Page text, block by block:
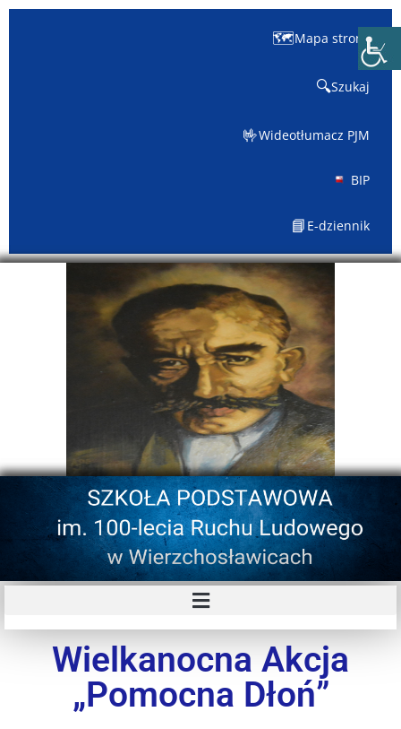
🗺️Mapa strony
🔍Szukaj
🤟Wideotłumacz PJM
BIP
📘 E-dziennik
Wielkanocna Akcja
„Pomocna Dłoń”